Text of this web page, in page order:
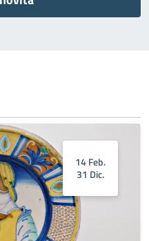
14 Feb.
31 Dic.